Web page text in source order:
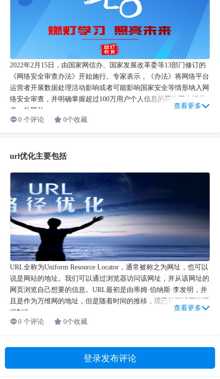
2022年2月15日，由国家网信办、国家发展改革委等13部门修订的
《网络安全审查办法》开始施行。专家表示，《办法》将网络平台
运营者开展数据处理活动影响或者可能影响国家安全等情形纳入网
络安全审查，并明确掌握超过100万用户个人信息的网络平台运营
者，赴国外...
查看更多
0 个评论
0个收藏
url优化主要包括
URL全称为Uniform Resource Locator，通常被称之为网址，也可以
说是网站的地址。我们可以通过浏览器访问该网址，并从该网址的
网页浏览自己想要的信息。URL最初是由蒂姆·伯纳斯·李发明，并
且是作为万维网的地址，但是随着时间的推移，现已被万维网联盟
编制为...
查看更多
0 个评论
0个收藏
登录发布评论